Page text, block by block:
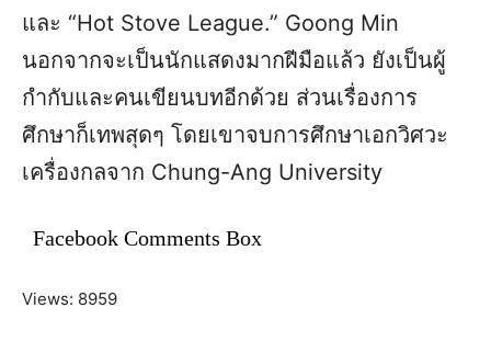
และ “Hot Stove League.” Goong Min
นอกจากจะเป็นนักแสดงมากฝีมือแล้ว ยังเป็นผู้
กำกับและคนเขียนบทอีกด้วย ส่วนเรื่องการ
ศึกษาก็เทพสุดๆ โดยเขาจบการศึกษาเอกวิศวะ
เครื่องกลจาก Chung-Ang University
Facebook Comments Box
Views: 8959